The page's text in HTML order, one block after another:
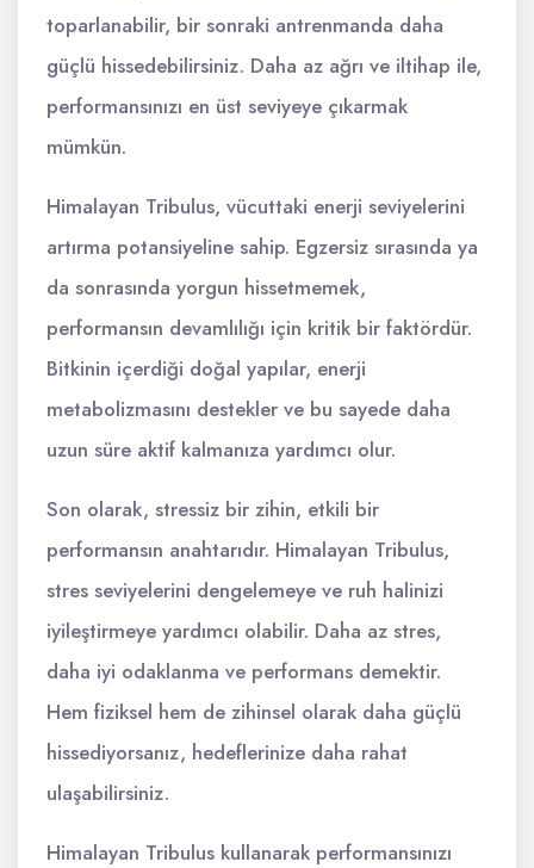
toparlanabilir, bir sonraki antrenmanda daha
güçlü hissedebilirsiniz. Daha az ağrı ve iltihap ile,
performansınızı en üst seviyeye çıkarmak
mümkün.
Himalayan Tribulus, vücuttaki enerji seviyelerini
artırma potansiyeline sahip. Egzersiz sırasında ya
da sonrasında yorgun hissetmemek,
performansın devamlılığı için kritik bir faktördür.
Bitkinin içerdiği doğal yapılar, enerji
metabolizmasını destekler ve bu sayede daha
uzun süre aktif kalmanıza yardımcı olur.
Son olarak, stressiz bir zihin, etkili bir
performansın anahtarıdır. Himalayan Tribulus,
stres seviyelerini dengelemeye ve ruh halinizi
iyileştirmeye yardımcı olabilir. Daha az stres,
daha iyi odaklanma ve performans demektir.
Hem fiziksel hem de zihinsel olarak daha güçlü
hissediyorsanız, hedeflerinize daha rahat
ulaşabilirsiniz.
Himalayan Tribulus kullanarak performansınızı